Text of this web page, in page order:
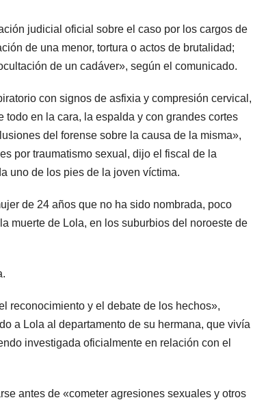
judicial oficial sobre el caso por los cargos de
de una menor, tortura o actos de brutalidad;
de un cadáver», según el comunicado.
con signos de asfixia y compresión cervical,
en la cara, la espalda y con grandes cortes
del forense sobre la causa de la misma»,
por traumatismo sexual, dijo el fiscal de la
uno de los pies de la joven víctima.
de 24 años que no ha sido nombrada, poco
muerte de Lola, en los suburbios del noroeste de
reconocimiento y el debate de los hechos»,
a Lola al departamento de su hermana, que vivía
investigada oficialmente en relación con el
antes de «cometer agresiones sexuales y otros